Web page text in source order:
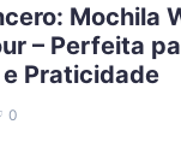
Mochila
– Perfeita
Praticidade
0